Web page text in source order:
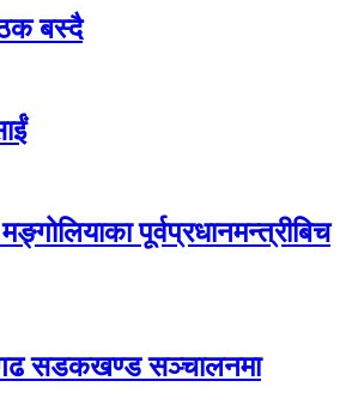
बस्दै
पूर्वप्रधानमन्त्रीबिच
सडकखण्ड सञ्चालनमा